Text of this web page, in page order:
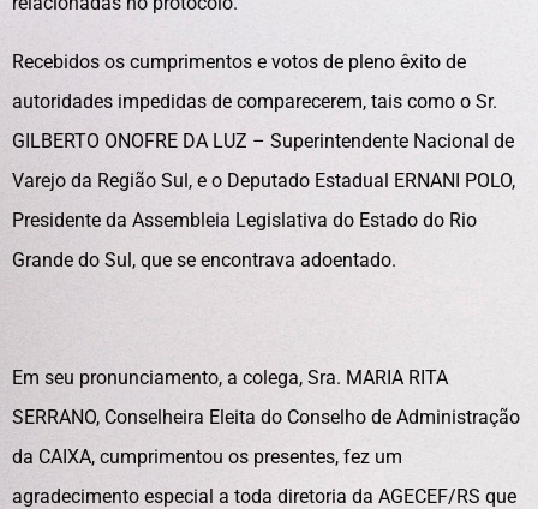
Recebidos os cumprimentos e votos de pleno êxito de
autoridades impedidas de comparecerem, tais como o Sr.
GILBERTO ONOFRE DA LUZ – Superintendente Nacional de
Varejo da Região Sul, e o Deputado Estadual ERNANI POLO,
Presidente da Assembleia Legislativa do Estado do Rio
Grande do Sul, que se encontrava adoentado.
Em seu pronunciamento, a colega, Sra. MARIA RITA
SERRANO, Conselheira Eleita do Conselho de Administração
da CAIXA, cumprimentou os presentes, fez um
agradecimento especial a toda diretoria da AGECEF/RS que